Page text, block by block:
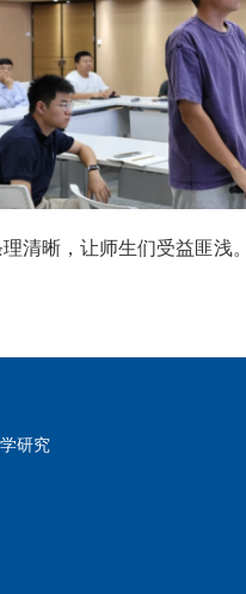
清晰，让师生们受益匪浅。
研究